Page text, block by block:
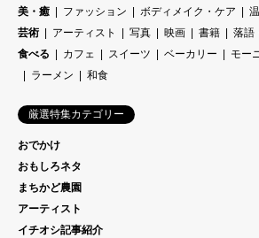
美・癒
ファッション ボディメイク・ケア
芸術
アーティスト 写真 映画 書籍 落語
食べる
カフェ スイーツ ベーカリー モー
ラーメン
和食
厳選特集カテゴリー
おでかけ
おもしろネタ
まちかど農園
アーティスト
イチオシ記事紹介